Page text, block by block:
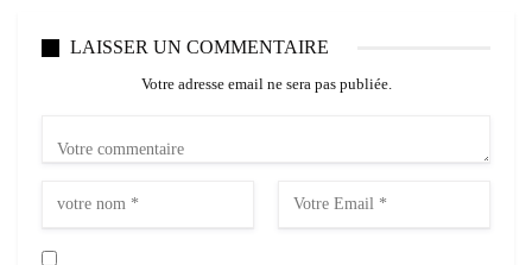
LAISSER UN COMMENTAIRE
Votre adresse email ne sera pas publiée.